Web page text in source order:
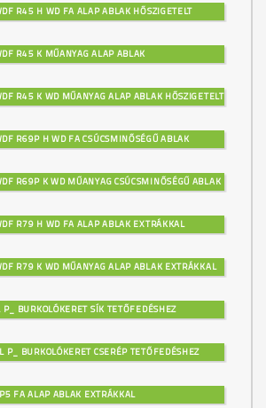
R45 H WD FA ALAP ABLAK HŐSZIGETELT
R45 K MŰANYAG ALAP ABLAK
R45 K WD MŰANYAG ALAP ABLAK HŐSZIGETELT
R69P H WD FA CSÚCSMINŐSÉGŰ ABLAK
R69P K WD MŰANYAG CSÚCSMINŐSÉGŰ ABLAK
R79 H WD FA ALAP ABLAK EXTRÁKKAL
R79 K WD MŰANYAG ALAP ABLAK EXTRÁKKAL
P_ BURKOLÓKERET SÍK TETŐFEDÉSHEZ
P_ BURKOLÓKERET CSERÉP TETŐFEDÉSHEZ
FA ALAP ABLAK EXTRÁKKAL